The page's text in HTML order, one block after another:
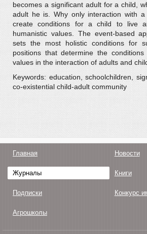
becomes a significant adult for a child,
adult he is. Why only interaction with a
create conditions for a child to live
humanistic values. The event-based
sets the most holistic conditions for
positions that determine the
values in the interaction of adults and
Keywords: education, schoolchildren,
co-existential child-adult community
Главная Новости
Журналы Книги
Подписки Конкурс
Агрошколы